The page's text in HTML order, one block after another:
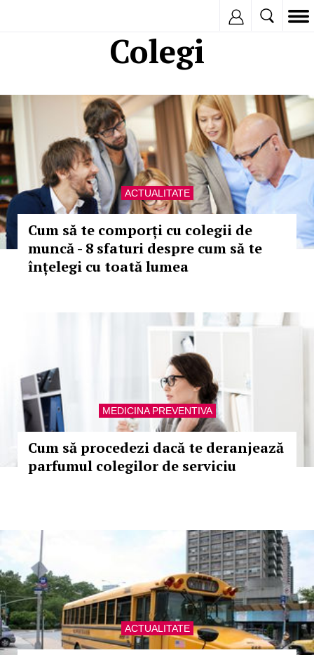
Colegi
ACTUALITATE
Cum să te comporți cu colegii de
muncă - 8 sfaturi despre cum să te
înțelegi cu toată lumea
MEDICINA PREVENTIVA
Cum să procedezi dacă te deranjează
parfumul colegilor de serviciu
ACTUALITATE